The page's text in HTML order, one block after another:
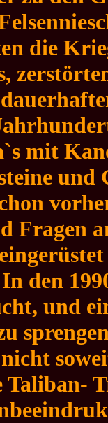
die
mit
Fragen
In den
und
nicht